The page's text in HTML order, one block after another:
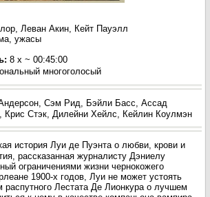
Леван Акин, Кейт Пауэлл
ужасы
8 x ~ 00:45:00
многоголосый
Сэм Рид, Бэйли Басс, Ассад
Стэк, Дилейни Хейлс, Кейлин Коулмэн
история Луи де Пуэнта о любви, крови и
рассказанная журналисту Дэниелу
ограничениями жизни чернокожего
1900-х годов, Луи не может устоять
Лестата Де Лионкура о лучшем